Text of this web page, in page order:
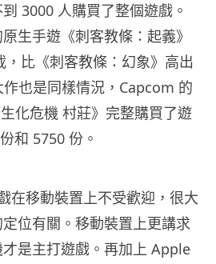
3000 人購買了整個遊戲。
生手遊《刺客教條：起義》
比《刺客教條：幻象》高出
也是同樣情況，Capcom 的
化危機 村莊》完整購買了遊
和 5750 份。
在移動裝置上不受歡迎，很大
位有關。移動裝置上更講求
是主打遊戲。再加上 Apple